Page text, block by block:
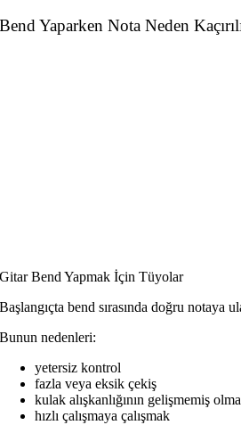
Bend Yaparken Nota Neden
Gitar Bend Yapmak İçin Tüyolar
Başlangıçta bend sırasında doğru notaya
Bunun nedenleri:
yetersiz kontrol
fazla veya eksik çekiş
kulak alışkanlığının gelişmemiş
hızlı çalışmaya çalışmak